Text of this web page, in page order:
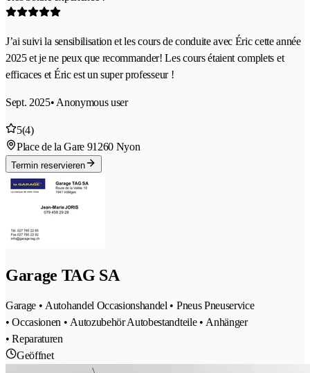
J’ai suivi la sensibilisation et les cours de conduite avec Éric cette année
2025 et je ne peux que recommander! Les cours étaient complets et
efficaces et Éric est un super professeur !
Sept. 2025• Anonymous user
5(4)
Place de la Gare 91260 Nyon
Termin reservieren
Garage TAG SA
Garage • Autohandel Occasionshandel • Pneus Pneuservice
• Occasionen • Autozubehör Autobestandteile • Anhänger
• Reparaturen
Geöffnet